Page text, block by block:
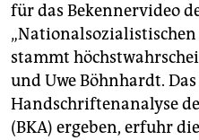
genossenschaft
epaper login
für das Bekennervideo
„Nationalsozialistischen
stammt
und Uwe Böhnhardt.
Handschriftenanalyse
(BKA) ergeben, erfuhr die